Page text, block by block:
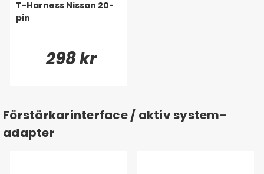
T-Harness Nissan 20-
pin
298 kr
Förstärkarinterface / aktiv system-
adapter